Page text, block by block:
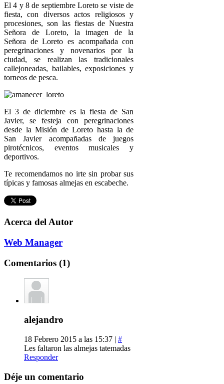
El 4 y 8 de septiembre Loreto se viste de
fiesta, con diversos actos religiosos y
procesiones, son las fiestas de Nuestra
Señora de Loreto, la imagen de la
Señora de Loreto es acompañada con
peregrinaciones y novenarios por la
ciudad, se realizan las tradicionales
callejoneadas, bailables, exposiciones y
torneos de pesca.
El 3 de diciembre es la fiesta de San
Javier, se festeja con peregrinaciones
desde la Misión de Loreto hasta la de
San Javier acompañadas de juegos
pirotécnicos, eventos musicales y
deportivos.
Te recomendamos no irte sin probar sus
típicas y famosas almejas en escabeche.
Acerca del Autor
Web Manager
Comentarios (1)
alejandro
18 Febrero 2015 a las 15:37 | #
Les faltaron las almejas tatemadas
Responder
Déje un comentario